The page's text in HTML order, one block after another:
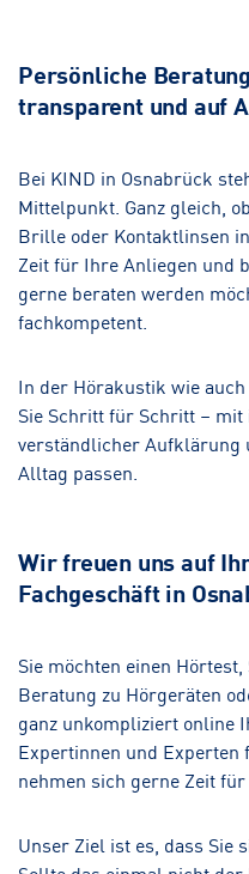
Persönliche
transparent und auf
Bei KIND in Osnabrück
Mittelpunkt. Ganz gleich,
Brille oder Kontaktlinsen
Zeit für Ihre Anliegen und
gerne beraten werden
fachkompetent.
In der Hörakustik wie
Sie Schritt für Schritt – mit
verständlicher Aufklärung
Alltag passen.
Wir freuen uns auf
Fachgeschäft in
Sie möchten einen
Beratung zu Hörgeräten
ganz unkompliziert online
Expertinnen und
nehmen sich gerne Zeit für
Unser Ziel ist es, dass Sie